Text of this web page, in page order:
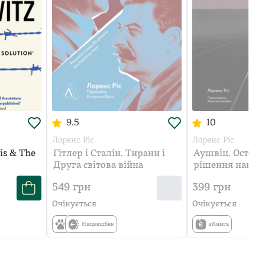
& The
9.5
Лоренс Ріс
Гітлер і Сталін. Тирани і
Друга світова війна
549 грн
Очікується
Нацкешбек
10
Лоренс Ріс
Аушвіц.
рішення
399грн
Очікується
єКнига